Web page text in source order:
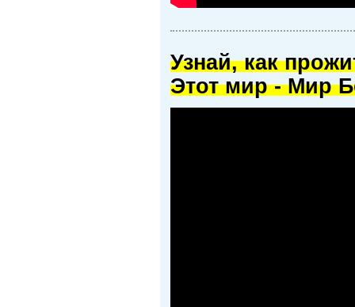
Узнай, как
Этот мир - Мир